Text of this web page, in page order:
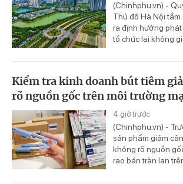
(Chinhphu.vn) -
Thủ đô Hà Nội
ra định hướng
tổ chức lại không
Kiểm tra kinh doanh bút tiêm
rõ nguồn gốc trên môi trường
4 giờ trước
(Chinhphu.vn) -
sản phẩm giảm
không rõ nguồn
rao bán tràn lan